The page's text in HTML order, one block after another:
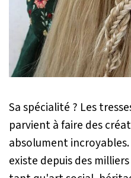
Sa spécialité ? Les
parvient à faire des
absolument
existe depuis des